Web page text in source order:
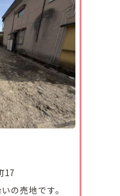
契約いただきまし
きました。
17
の売地です。